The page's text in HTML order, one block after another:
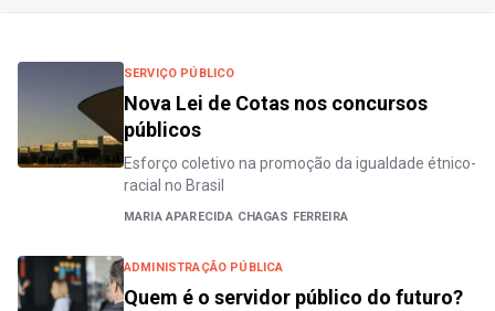
SERVIÇO PÚBLICO
Nova Lei de Cotas nos concursos
públicos
Esforço coletivo na promoção da igualdade étnico-
racial no Brasil
MARIA APARECIDA CHAGAS FERREIRA
ADMINISTRAÇÃO PÚBLICA
Quem é o servidor público do futuro?